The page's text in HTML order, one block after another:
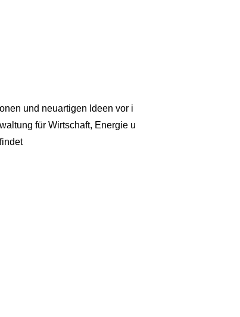
und neuartigen Ideen vor i
für Wirtschaft, Energie u